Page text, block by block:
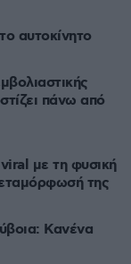
αυτοκίνητο
πάνω από
με τη φυσική
της
Κανένα